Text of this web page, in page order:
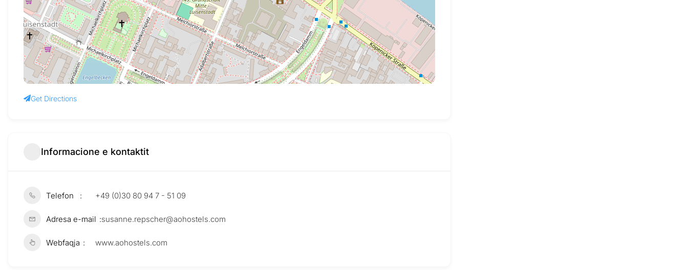
Get Directions
Informacione e kontaktit
Telefon +49 (0)30 80 94 7 - 51 09
Adresa e-mail susanne.repscher@aohostels.com
Webfaqja www.aohostels.com